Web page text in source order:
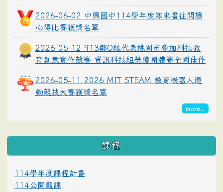
2026-06-02 中興國中114學年度寒來書往閱讀
心得比賽獲獎名單
2026-05-12 913鄭O紘代表桃園市參加科技教
育創意實作競賽-資訊科技組榮獲團體賽全國佳作
2026-05-11 2026 MIT STEAM 教育機器人運
動競技大賽獲獎名單
more...
課程
114學年度課程計畫
114公開觀課